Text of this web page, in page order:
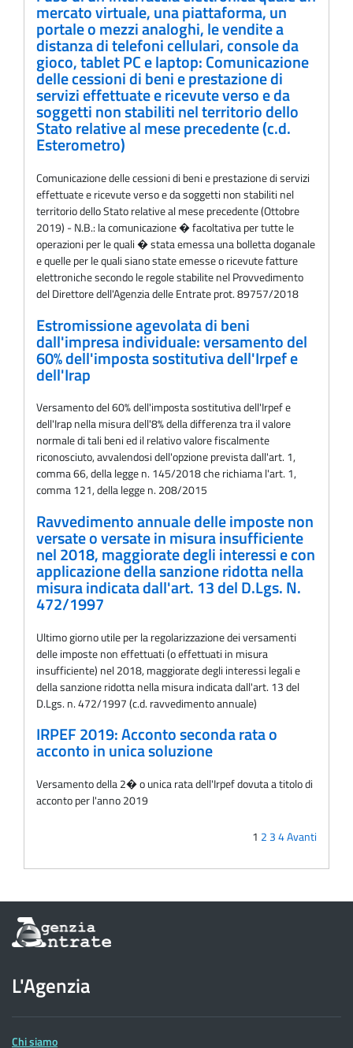
mercato virtuale, una piattaforma, un
portale o mezzi analoghi, le vendite a
distanza di telefoni cellulari, console da
gioco, tablet PC e laptop: Comunicazione
delle cessioni di beni e prestazione di
servizi effettuate e ricevute verso e da
soggetti non stabiliti nel territorio dello
Stato relative al mese precedente (c.d.
Esterometro)
Comunicazione delle cessioni di beni e prestazione di servizi
effettuate e ricevute verso e da soggetti non stabiliti nel
territorio dello Stato relative al mese precedente (Ottobre
2019) - N.B.: la comunicazione � facoltativa per tutte le
operazioni per le quali � stata emessa una bolletta doganale
e quelle per le quali siano state emesse o ricevute fatture
elettroniche secondo le regole stabilite nel Provvedimento
del Direttore dell'Agenzia delle Entrate prot. 89757/2018
Estromissione agevolata di beni
dall'impresa individuale: versamento del
60% dell'imposta sostitutiva dell'Irpef e
dell'Irap
Versamento del 60% dell'imposta sostitutiva dell'Irpef e
dell'Irap nella misura dell'8% della differenza tra il valore
normale di tali beni ed il relativo valore fiscalmente
riconosciuto, avvalendosi dell'opzione prevista dall'art. 1,
comma 66, della legge n. 145/2018 che richiama l'art. 1,
comma 121, della legge n. 208/2015
Ravvedimento annuale delle imposte non
versate o versate in misura insufficiente
nel 2018, maggiorate degli interessi e con
applicazione della sanzione ridotta nella
misura indicata dall'art. 13 del D.Lgs. N.
472/1997
Ultimo giorno utile per la regolarizzazione dei versamenti
delle imposte non effettuati (o effettuati in misura
insufficiente) nel 2018, maggiorate degli interessi legali e
della sanzione ridotta nella misura indicata dall'art. 13 del
D.Lgs. n. 472/1997 (c.d. ravvedimento annuale)
IRPEF 2019: Acconto seconda rata o
acconto in unica soluzione
Versamento della 2� o unica rata dell'Irpef dovuta a titolo di
acconto per l'anno 2019
1 2 34Avanti
Informazioni
sul
dell'Agenzia
delle
Entrate
L'Agenzia
Chi siamo